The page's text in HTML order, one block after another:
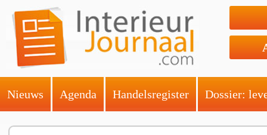
Nieuws Agenda Handelsregister Dossier: